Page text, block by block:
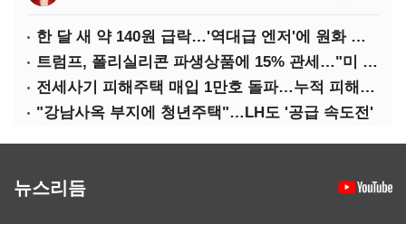
한 달 새 약 140원 급락…'역대급 엔저'에 원화 변곡점
트럼프, 폴리실리콘 파생상품에 15% 관세…"미 산업 재건"
전세사기 피해주택 매입 1만호 돌파…누적 피해자 4만278명
"강남사옥 부지에 청년주택"…LH도 '공급 속도전'
뉴스리듬